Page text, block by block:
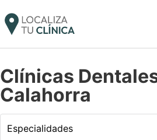
Clínicas
Calahorra